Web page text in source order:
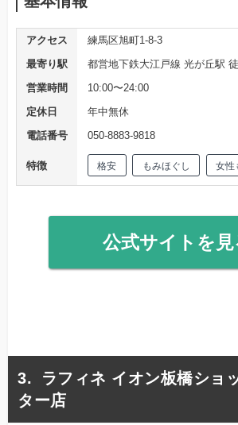
アクセス
練馬区旭町1-8-3
最寄り駅
都営地下鉄大江戸線 光が丘駅
営業時間
10:00〜24:00
定休日
年中無休
電話番号
050-8883-9818
特徴 格安 もみほぐし 女性
公式サイトを見
ラフィネ イオン板橋ショ
ター店